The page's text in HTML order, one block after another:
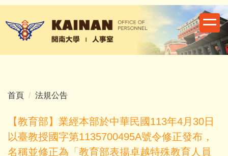
跳
到
內
首頁
法規公告
【教育部】業經本部於中華民國113年4月30日
以臺教授國字第1135700495A號令修正發布，
名稱並修正為「教育部表揚卓越特殊教育人員